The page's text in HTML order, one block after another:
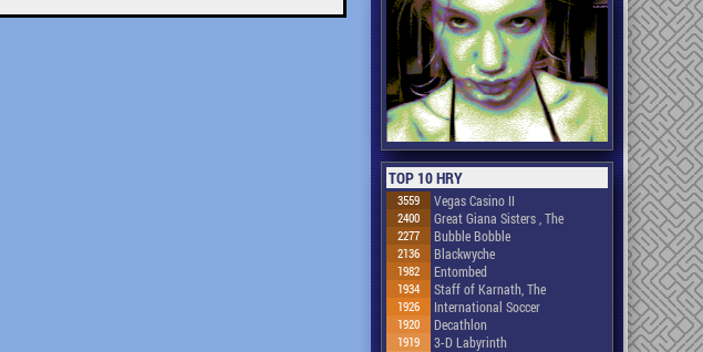
TOP 10 HRY
3559 Vegas Casino II
2400 Great Giana Sisters , The
2277 Bubble Bobble
2136 Blackwyche
1982 Entombed
1934 Staff of Karnath, The
1926 International Soccer
1920 Decathlon
1919 3-D Labyrinth